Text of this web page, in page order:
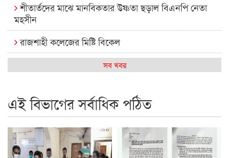
শীতার্তদের মাঝে মানবিকতার উষ্ণতা ছড়াল বিএনপি নেতা
মহসীন
রাজশাহী কলেজের মিষ্টি বিকেল
কেমন আছে আমাদের দেশের মধ্যবিত্তরা
রাজশাইন একাডেমির ফল প্রকাশ ও পুরস্কার বিতরণ
রাজশাহী কলেজের শিক্ষার্থী শাখাওয়াত পেলেন স্টার এক্সিলেন্স
অ্যাওয়ার্ড
সব খবর
এই বিভাগের সর্বাধিক পঠিত